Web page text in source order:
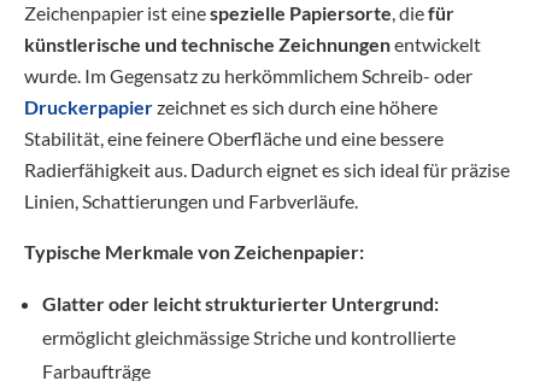
Zeichenpapier ist einespezielle Papiersorte, diefür
künstlerische und technische Zeichnungenentwickelt
wurde. Im Gegensatz zu herkömmlichem Schreib- oder
Druckerpapierzeichnet es sich durch eine höhere
Stabilität, eine feinere Oberfläche und eine bessere
Radierfähigkeit aus. Dadurch eignet es sich ideal für präzise
Linien, Schattierungen und Farbverläufe.
Typische Merkmale von Zeichenpapier:
Glatter oder leicht strukturierter Untergrund:
ermöglicht gleichmässige Striche und kontrollierte
Farbaufträge